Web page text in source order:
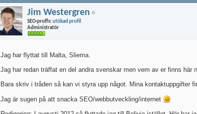
Jim Westergren
SEO-proffs:utökad profil
Administratör
Jag har flyttat till Malta, Sliema.
Jag har redan träffat en del andra svenskar men vem av er finns
Bara skriv i tråden så kan vi styra upp något. Mina kontaktuppgifter
Jag är sugen på att snacka SEO/webbutveckling/internet